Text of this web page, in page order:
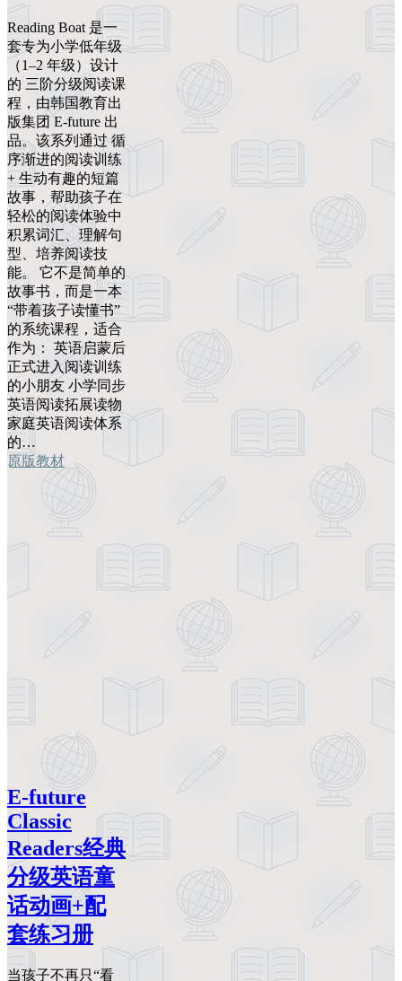
Reading Boat 是一
套专为小学低年级
（1–2 年级）设计
的 三阶分级阅读课
程，由韩国教育出
版集团 E-future 出
品。该系列通过 循
序渐进的阅读训练
+ 生动有趣的短篇
故事，帮助孩子在
轻松的阅读体验中
积累词汇、理解句
型、培养阅读技
能。 它不是简单的
故事书，而是一本
“带着孩子读懂书”
的系统课程，适合
作为： 英语启蒙后
正式进入阅读训练
的小朋友 小学同步
英语阅读拓展读物
家庭英语阅读体系
的…
原版教材
E-future
Classic
Readers经典
分级英语童
话动画+配
套练习册
当孩子不再只“看